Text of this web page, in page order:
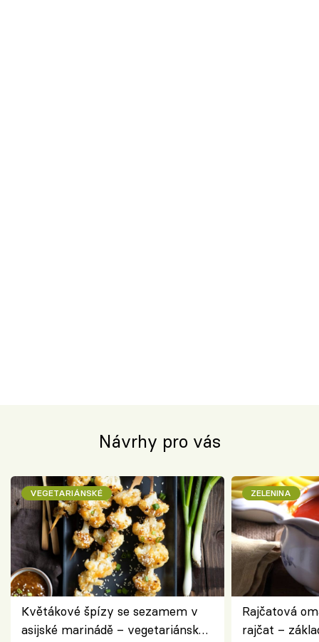
Návrhy pro vás
VEGETARIÁNSKÉ
Květákové špízy se sezamem v
asijské marinádě – vegetariánská
ZELENINA
Rajčatová
rajčat –